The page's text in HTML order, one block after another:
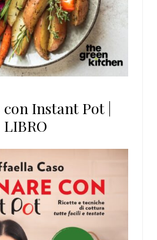
Instant Pot |
LIBRO